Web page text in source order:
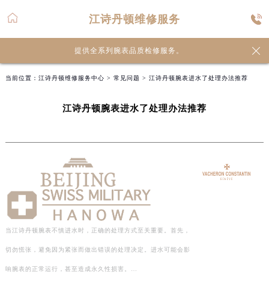
江诗丹顿维修服务
提供全系列腕表品质检修服务。 
当前位置： 江诗丹顿维修服务中心 > 常见问题 > 江诗丹顿腕表进水了处理办法推荐
江诗丹顿腕表进水了处理办法推荐
当江诗丹顿腕表不慎进水时，正确的处理方式至关重要。首先，
切勿慌张，避免因为紧张而做出错误的处理决定。进水可能会影
响腕表的正常运行，甚至造成永久性损害。…